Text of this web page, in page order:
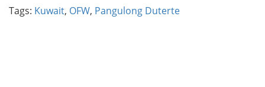
Tags: Kuwait, OFW, Pangulong Duterte